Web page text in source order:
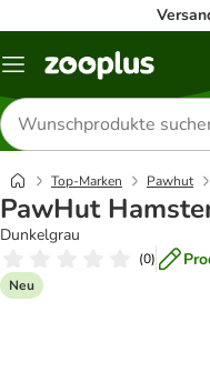
Menü
Produkte
suchen
Top-Marken Pawhut
PawHut
Dunkelgrau
(0)
Neu